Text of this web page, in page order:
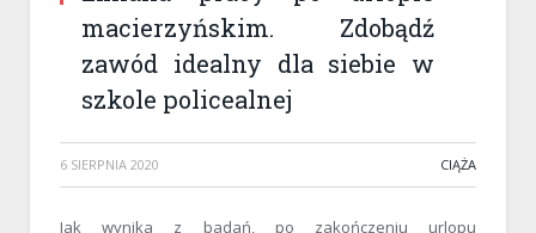
macierzyńskim. Zdobądź
zawód idealny dla siebie w
szkole policealnej
6 SIERPNIA 2020 CIĄŻA
Jak wynika z badań, po zakończeniu urlopu